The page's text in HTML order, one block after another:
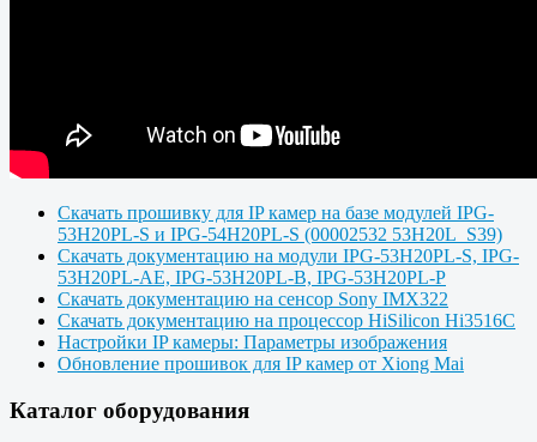
Скачать прошивку для IP камер на базе модулей IPG-
53H20PL-S и IPG-54H20PL-S (00002532 53H20L_S39)
Скачать документацию на модули IPG-53H20PL-S, IPG-
53H20PL-AE, IPG-53H20PL-B, IPG-53H20PL-P
Скачать документацию на сенсор Sony IMX322
Скачать документацию на процессор HiSilicon Hi3516C
Настройки IP камеры: Параметры изображения
Обновление прошивок для IP камер от Xiong Mai
Каталог оборудования